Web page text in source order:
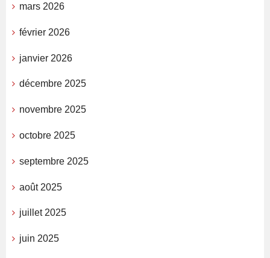
mars 2026
février 2026
janvier 2026
décembre 2025
novembre 2025
octobre 2025
septembre 2025
août 2025
juillet 2025
juin 2025